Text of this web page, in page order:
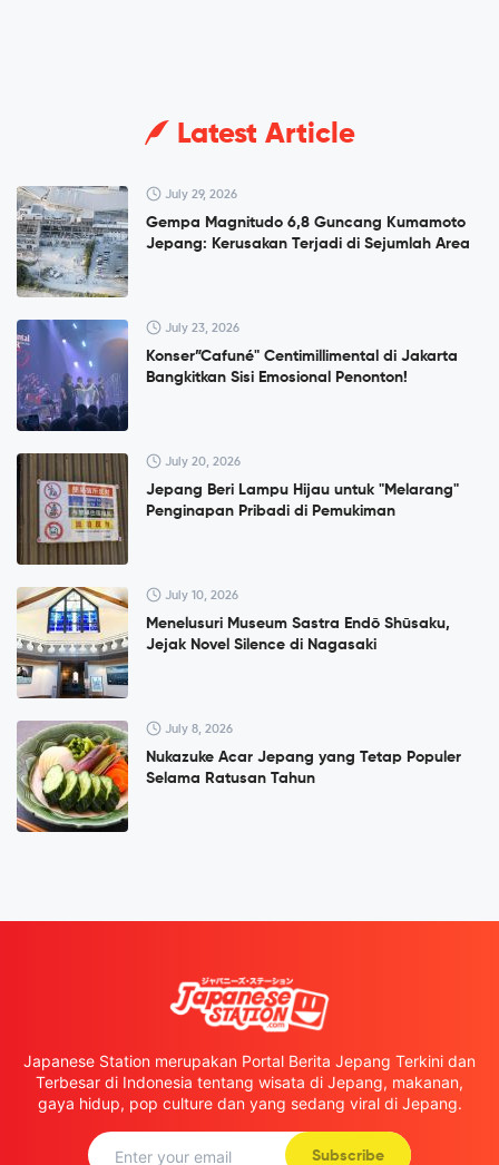
Latest Article
July 29, 2026
Gempa Magnitudo 6,8 Guncang Kumamoto
Jepang: Kerusakan Terjadi di Sejumlah Area
July 23, 2026
Konser”Cafuné" Centimillimental di Jakarta
Bangkitkan Sisi Emosional Penonton!
July 20, 2026
Jepang Beri Lampu Hijau untuk "Melarang"
Penginapan Pribadi di Pemukiman
July 10, 2026
Menelusuri Museum Sastra Endō Shūsaku,
Jejak Novel Silence di Nagasaki
July 8, 2026
Nukazuke Acar Jepang yang Tetap Populer
Selama Ratusan Tahun
Japanese Station merupakan Portal Berita Jepang Terkini dan
Terbesar di Indonesia tentang wisata di Jepang, makanan,
gaya hidup, pop culture dan yang sedang viral di Jepang.
Subscribe